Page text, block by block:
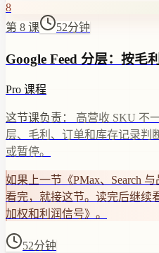
8
第 8 课
52分钟
Google Feed 分层：按毛
Pro 课程
这节课负责：
高营收 SKU 不
层、毛利、订单和库存记录判
或暂停。
如果上一节《PMax、Search
看完，就接这节。读完后继续
加权和利润信号》。
52分钟